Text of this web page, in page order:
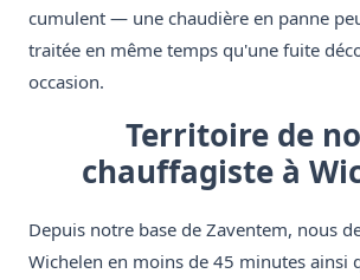
cumulent — une chaudière en panne
traitée en même temps qu'une fuite
occasion.
Territoire de
chauffagiste à
Depuis notre base de Zaventem, nous
Wichelen en moins de 45 minutes ainsi